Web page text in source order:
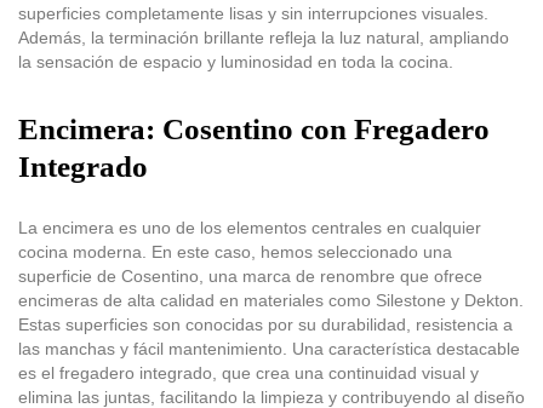
superficies completamente lisas y sin interrupciones visuales.
Además, la terminación brillante refleja la luz natural, ampliando
la sensación de espacio y luminosidad en toda la cocina.
Encimera: Cosentino con Fregadero
Integrado
La encimera es uno de los elementos centrales en cualquier
cocina moderna. En este caso, hemos seleccionado una
superficie de Cosentino, una marca de renombre que ofrece
encimeras de alta calidad en materiales como Silestone y Dekton.
Estas superficies son conocidas por su durabilidad, resistencia a
las manchas y fácil mantenimiento. Una característica destacable
es el fregadero integrado, que crea una continuidad visual y
elimina las juntas, facilitando la limpieza y contribuyendo al diseño